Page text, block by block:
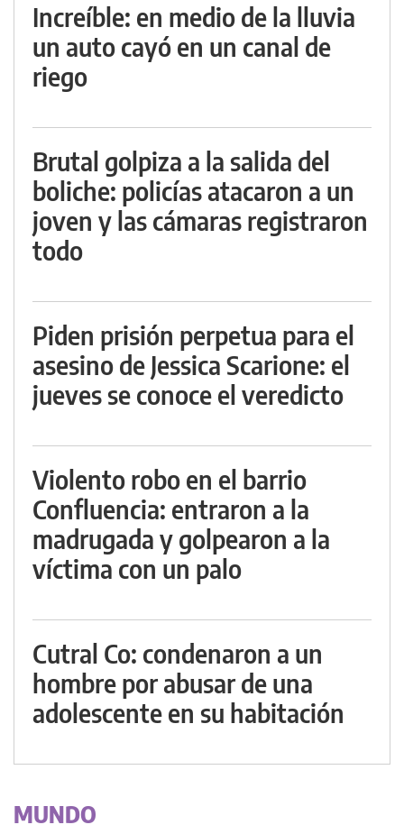
Increíble: en medio de la lluvia
un auto cayó en un canal de
riego
Brutal golpiza a la salida del
boliche: policías atacaron a un
joven y las cámaras registraron
todo
Piden prisión perpetua para el
asesino de Jessica Scarione: el
jueves se conoce el veredicto
Violento robo en el barrio
Confluencia: entraron a la
madrugada y golpearon a la
víctima con un palo
Cutral Co: condenaron a un
hombre por abusar de una
adolescente en su habitación
MUNDO